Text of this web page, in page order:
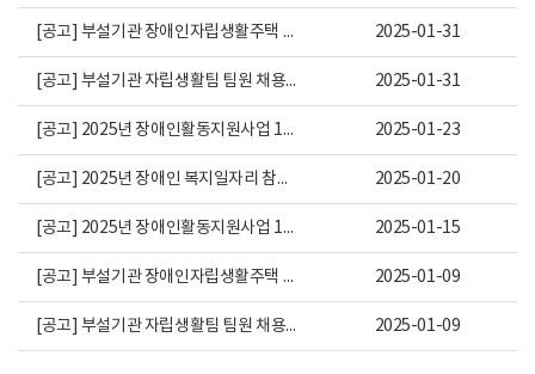
공고 [공고] 부설기관 장애인자립생활주택 남성 보조인력 채용 재공고 관리자2025-01-31
공고 [공고] 부설기관 자립생활팀 팀원 채용 재공고 관리자2025-01-31
공고 [공고] 2025년 장애인활동지원사업 1차 운영위원회 결과 안내 관리자2025-01-23
공고 [공고] 2025년 장애인 복지일자리 참여자 추가 모집 공고 관리자2025-01-20
공고 [공고] 2025년 장애인활동지원사업 1차 운영위원회 소집 공고 관리자2025-01-15
공고 [공고] 부설기관 장애인자립생활주택 남성 보조인력 채용 공고 관리자2025-01-09
공고 [공고] 부설기관 자립생활팀 팀원 채용 공고 관리자2025-01-09